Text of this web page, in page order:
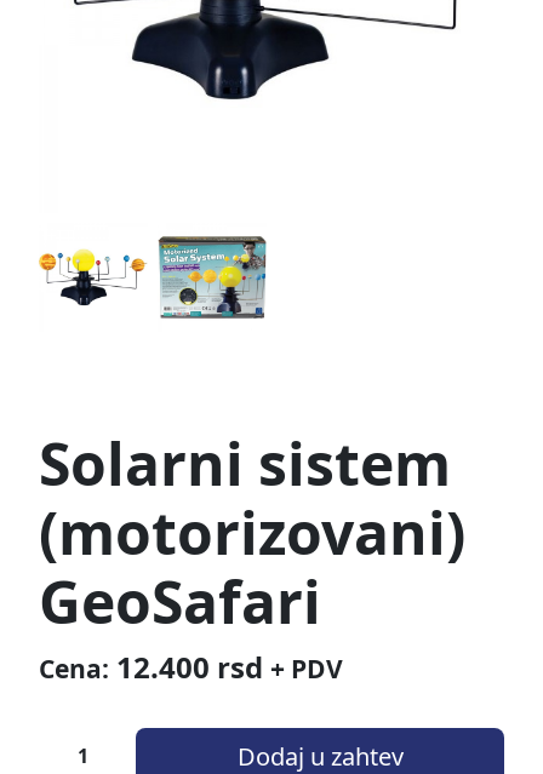
Solarni sistem
(motorizovani)
GeoSafari
Cena: 12.400 rsd + PDV
Dodaj u zahtev